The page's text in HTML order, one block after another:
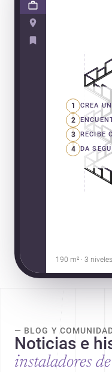
1 CREA
2
3 RECIBE
4 DA
190 m² · 3 niveles
— BLOG Y
Noticias e
instaladores